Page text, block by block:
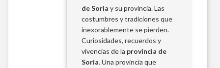
de Soria y su provincia. Las
costumbres y tradiciones que
inexorablemente se pierden.
Curiosidades, recuerdos y
vivencias de la provincia de
Soria. Una provincia que